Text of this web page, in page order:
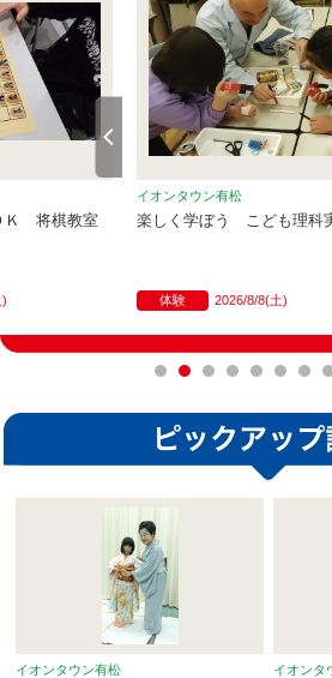
Ｋ 将棋教室
イオンタウン有松
楽しく学ぼう こども理科
体験 2026/8/8(土)
イオンタウン有松 イオンタ